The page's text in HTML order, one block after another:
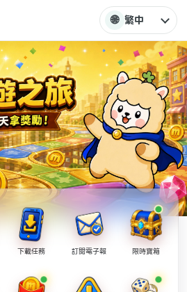
🌐 繁中
下載任務 訂閱電子報 限時寶箱